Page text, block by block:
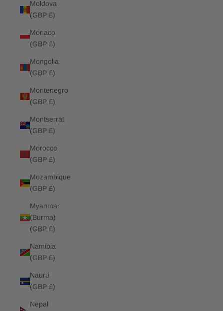
Moldova
(GBP £)
Monaco
(GBP £)
Mongolia
(GBP £)
Montenegro
(GBP £)
Montserrat
(GBP £)
Morocco
(GBP £)
Mozambique
(GBP £)
Myanmar
(Burma)
(GBP £)
Namibia
(GBP £)
Nauru
(GBP £)
Nepal